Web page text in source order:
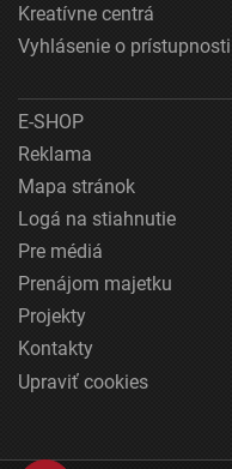
Kreatívne centrá
Vyhlásenie o prístupnosti
E-SHOP
Reklama
Mapa stránok
Logá na stiahnutie
Pre médiá
Prenájom majetku
Projekty
Kontakty
Upraviť cookies